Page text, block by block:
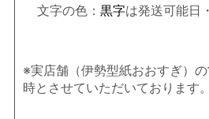
文字の色： 黒字は発送可能日・
※実店舗（伊勢型紙おおすぎ）
時とさせていただいております。